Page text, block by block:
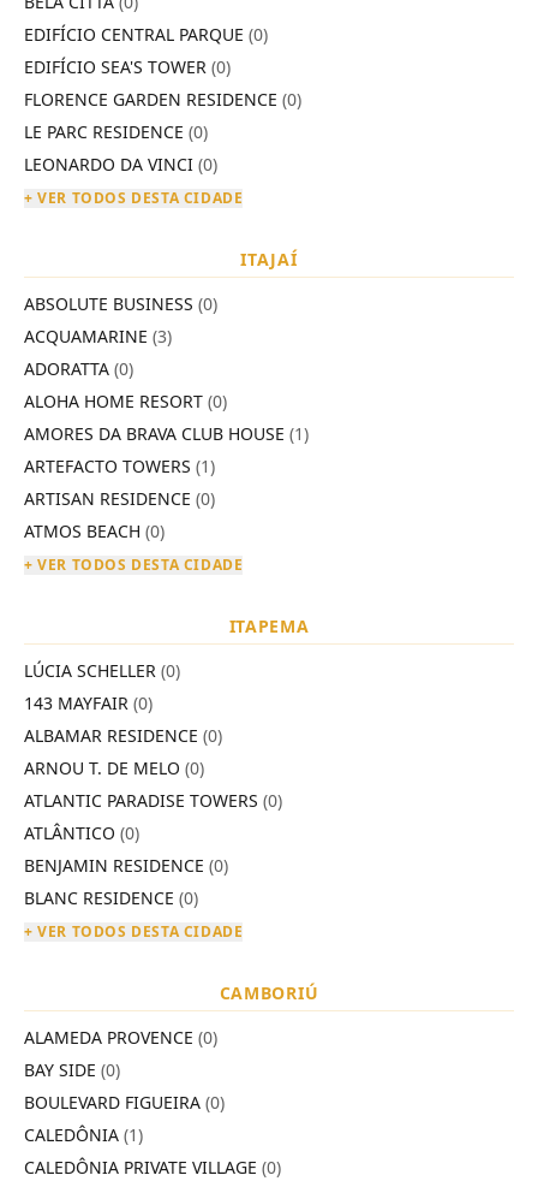
EDIFÍCIO CENTRAL PARQUE (0)
EDIFÍCIO SEA'S TOWER (0)
FLORENCE GARDEN RESIDENCE (0)
LE PARC RESIDENCE (0)
LEONARDO DA VINCI (0)
+ VER TODOS DESTA CIDADE
ITAJAÍ
ABSOLUTE BUSINESS (0)
ACQUAMARINE (3)
ADORATTA (0)
ALOHA HOME RESORT (0)
AMORES DA BRAVA CLUB HOUSE (1)
ARTEFACTO TOWERS (1)
ARTISAN RESIDENCE (0)
ATMOS BEACH (0)
+ VER TODOS DESTA CIDADE
ITAPEMA
LÚCIA SCHELLER (0)
143 MAYFAIR (0)
ALBAMAR RESIDENCE (0)
ARNOU T. DE MELO (0)
ATLANTIC PARADISE TOWERS (0)
ATLÂNTICO (0)
BENJAMIN RESIDENCE (0)
BLANC RESIDENCE (0)
+ VER TODOS DESTA CIDADE
CAMBORIÚ
ALAMEDA PROVENCE (0)
BAY SIDE (0)
BOULEVARD FIGUEIRA (0)
CALEDÔNIA (1)
CALEDÔNIA PRIVATE VILLAGE (0)